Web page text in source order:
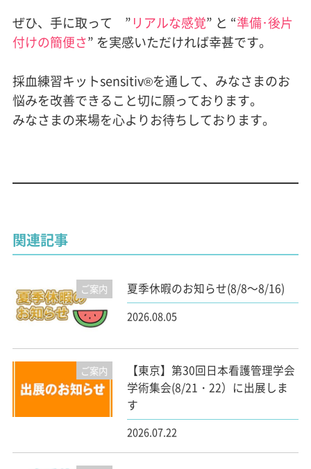
ぜひ、手に取って ”リアルな感覚” と “準備･後片
付けの簡便さ” を実感いただければ幸甚です。
採血練習キットsensitiv®を通して、みなさまのお
悩みを改善できること切に願っております。
みなさまの来場を心よりお待ちしております。
関連記事
ご案内 夏季休暇のお知らせ(8/8～8/16)
2026.08.05
ご案内
【東京】第30回日本看護管理学会
学術集会(8/21・22）に出展しま
す
2026.07.22